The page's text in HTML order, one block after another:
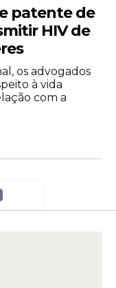
patente de
HIV de
os advogados
à vida
com a